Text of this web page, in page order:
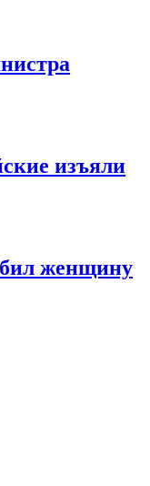
изъяли
женщину